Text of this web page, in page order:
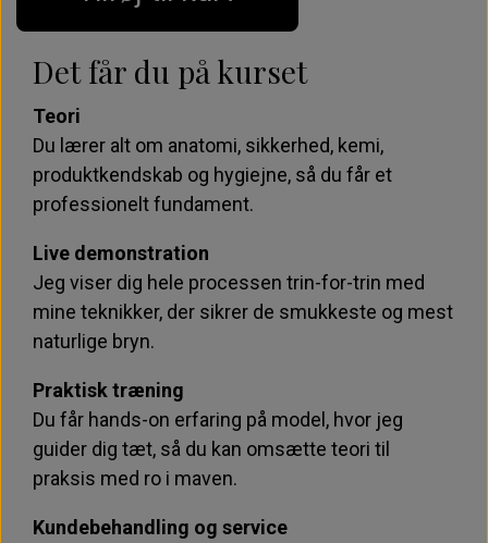
Pris:6.500 kr. (uden startkit)
Det får du på kurset
Teori
Du lærer alt om anatomi, sikkerhed, kemi,
produktkendskab og hygiejne, så du får et
professionelt fundament.
Live demonstration
Jeg viser dig hele processen trin-for-trin med
mine teknikker, der sikrer de smukkeste og mest
naturlige bryn.
Praktisk træning
Du får hands-on erfaring på model, hvor jeg
guider dig tæt, så du kan omsætte teori til
praksis med ro i maven.
Kundebehandling og service